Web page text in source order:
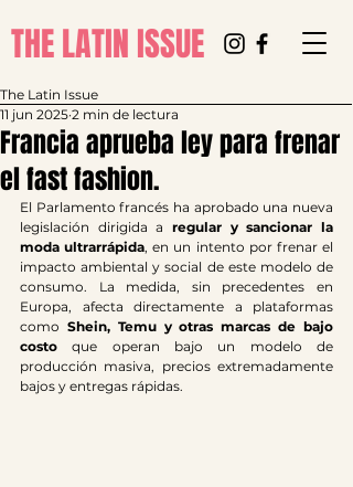
THE LATIN ISSUE
Francia aprueba ley para frenar
el fast fashion.
The Latin Issue
11 jun 2025 2 min de lectura
El Parlamento francés ha aprobado una nueva
legislación dirigida a regular y sancionar la
moda ultrarrápida, en un intento por frenar el
impacto ambiental y social de este modelo de
consumo. La medida, sin precedentes en
Europa, afecta directamente a plataformas
como Shein, Temu y otras marcas de bajo
costo que operan bajo un modelo de
producción masiva, precios extremadamente
bajos y entregas rápidas.